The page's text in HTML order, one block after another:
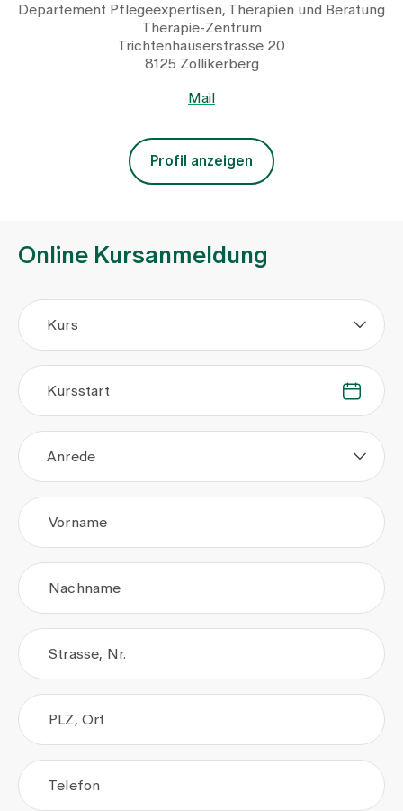
Departement Pflegeexpertisen, Therapien und Beratung
Therapie-Zentrum
Trichtenhauserstrasse 20
8125 Zollikerberg
Mail
Profil anzeigen
Online Kursanmeldung
Kurs
. .
Kursstart
Anrede
Vorname
Nachname
Strasse, Nr.
PLZ, Ort
Telefon